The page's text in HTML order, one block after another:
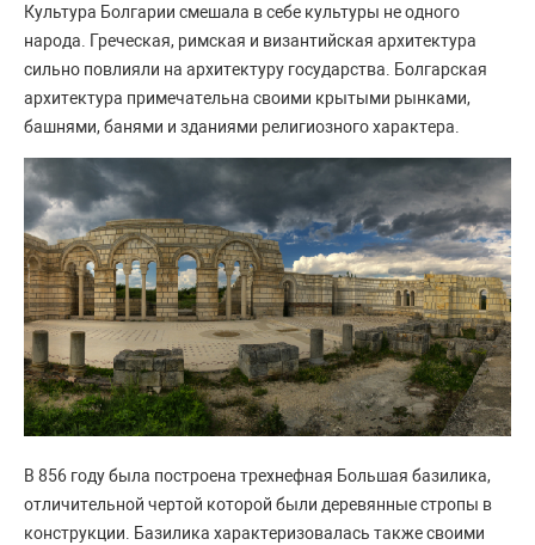
Культура Болгарии смешала в себе культуры не одного
народа. Греческая, римская и византийская архитектура
сильно повлияли на архитектуру государства. Болгарская
архитектура примечательна своими крытыми рынками,
башнями, банями и зданиями религиозного характера.
В 856 году была построена трехнефная Большая базилика,
отличительной чертой которой были деревянные стропы в
конструкции. Базилика характеризовалась также своими